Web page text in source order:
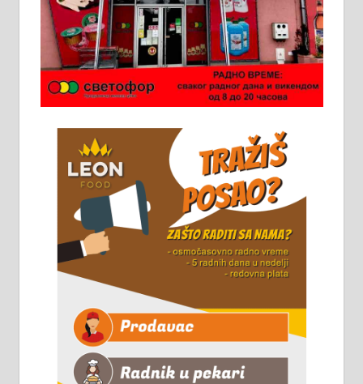
Ало таксију потребан возач са Б
категоријом. 064/02-85-511
Потребна два радника за рад на
стоваришту „Липа промет” у
информација доћи лично на
стовариште у улици Максима
Горког 26 сваког радног дана од
8 до 15 часова. 063/465-045
Чистим све врсте димњака.
061/32-13-445